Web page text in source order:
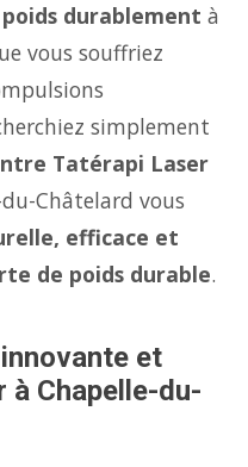
durablement à
vous souffriez
simplement
Tatérapi Laser
Châtelard vous
efficace et
de poids durable.
et
Chapelle-du-